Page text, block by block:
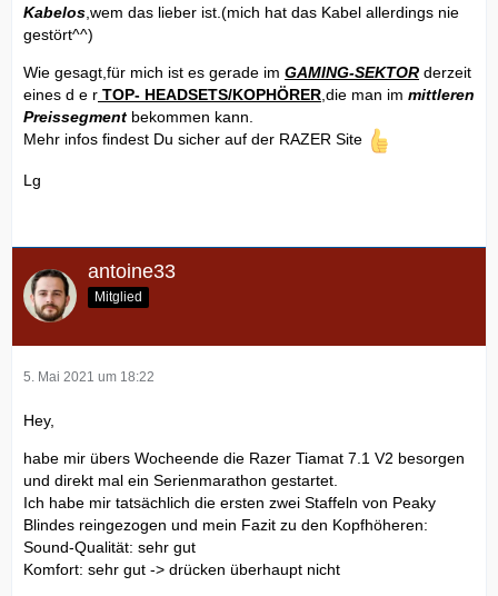
Kabelos ,wem das lieber ist.(mich hat das Kabel allerdings nie
gestört^^)
Wie gesagt,für mich ist es gerade im GAMING-SEKTOR derzeit
eines d e r TOP- HEADSETS/KOPHÖRER ,die man im mittleren
Preissegment bekommen kann.
Mehr infos findest Du sicher auf der RAZER Site
Lg
antoine33
Mitglied
5. Mai 2021 um 18:22
Hey,
habe mir übers Wocheende die Razer Tiamat 7.1 V2 besorgen
und direkt mal ein Serienmarathon gestartet.
Ich habe mir tatsächlich die ersten zwei Staffeln von Peaky
Blindes reingezogen und mein Fazit zu den Kopfhöheren:
Sound-Qualität: sehr gut
Komfort: sehr gut -> drücken überhaupt nicht